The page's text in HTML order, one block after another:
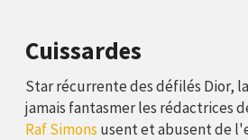
Cuissardes
Star récurrente des défilés Dior,
jamais fantasmer les rédactrices
Raf Simons usent et abusent de